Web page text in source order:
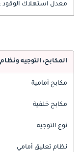
معدل استهلاك الوقود
المكابح، التوجيه
مكابح أمامية
مكابح خلفية
نوع التوجيه
نظام تعليق أمامي